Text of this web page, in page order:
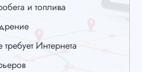
и топлива
требует Интернета